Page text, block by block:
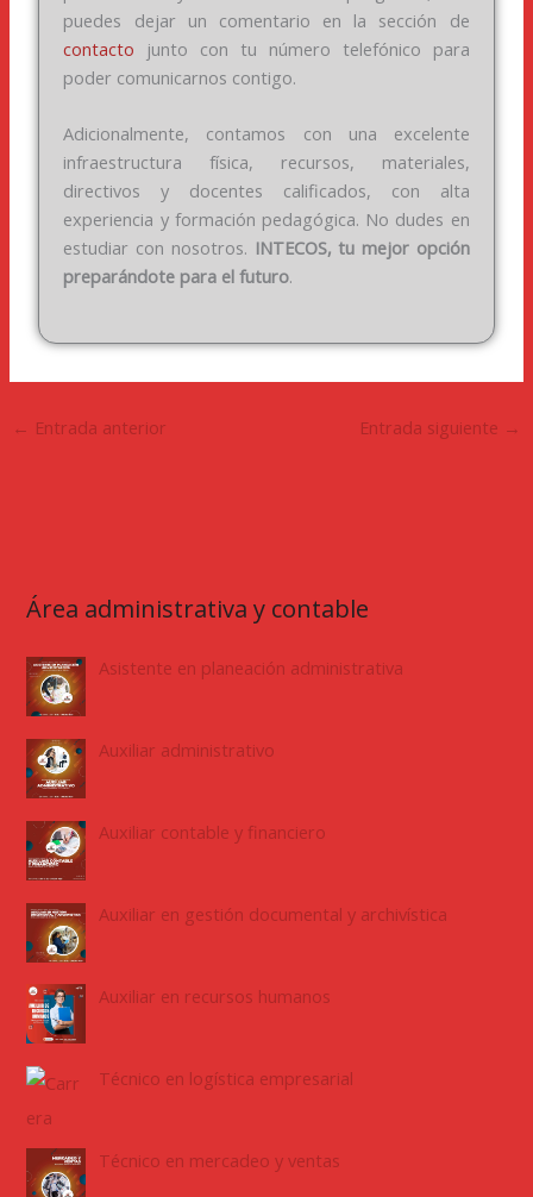
puedes dejar un comentario en la sección de
contacto junto con tu número telefónico para
poder comunicarnos contigo.
Adicionalmente, contamos con una excelente
infraestructura física, recursos, materiales,
directivos y docentes calificados, con alta
experiencia y formación pedagógica. No dudes en
estudiar con nosotros. INTECOS, tu mejor opción
preparándote para el futuro.
← Entrada anterior Entrada siguiente →
Área administrativa y contable
Asistente en planeación administrativa
Auxiliar administrativo
Auxiliar contable y financiero
Auxiliar en gestión documental y archivística
Auxiliar en recursos humanos
Técnico en logística empresarial
Técnico en mercadeo y ventas